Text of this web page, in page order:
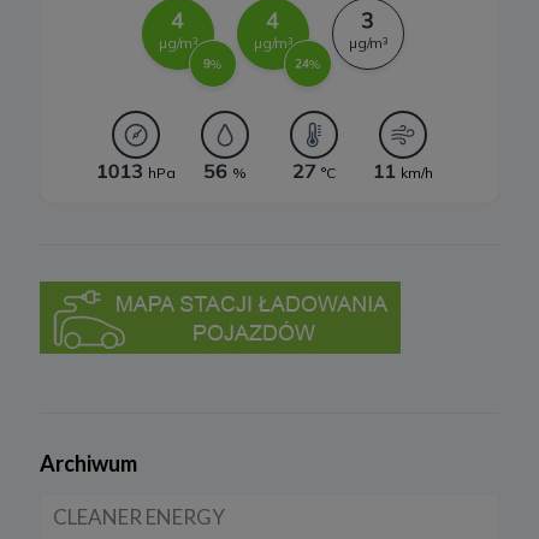
Archiwum
CLEANER ENERGY
Przetwarzanie danych w pozostałych celach tj. dopasowanie treści
serwisu do zainteresowań, pomiarów statystycznych i
udoskonalenia usług w ramach serwisu jest niezbędne w celu
zapewnienia wysokiej jakości usług. Niezebranie Twoich danych
osobowych w tych celach może uniemożliwić poprawne
świadczenie usług.
6. Prawo do sprzeciwu
nadrzędne wobec Twoich interesów, praw i wolności lub Twoje
dane będą nam niezbędne do ewentualnego ustalenia,
dochodzenia lub obrony roszczeń.
7. Okres przechowywania danych
a) niezbędne do świadczenia usług, będą przechowywane przez